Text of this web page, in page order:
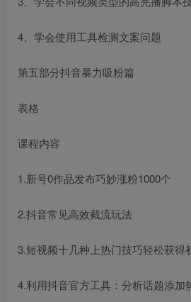
4、学会使用工具检测文案问题
第五部分抖音暴力吸粉篇
表格
课程内容
1.新号0作品发布巧妙涨粉1000个
2.抖音常见高效截流玩法
3.短视频十几种上热门技巧轻松获得
4.利用抖音官方工具：分析话题添加